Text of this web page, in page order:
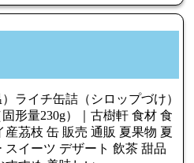
）ライチ缶詰（シロップづけ）
固形量230g）｜古樹軒 食材 食
産茘枝 缶 販売 通販 夏果物 夏
スイーツ デザート 飲茶 甜品